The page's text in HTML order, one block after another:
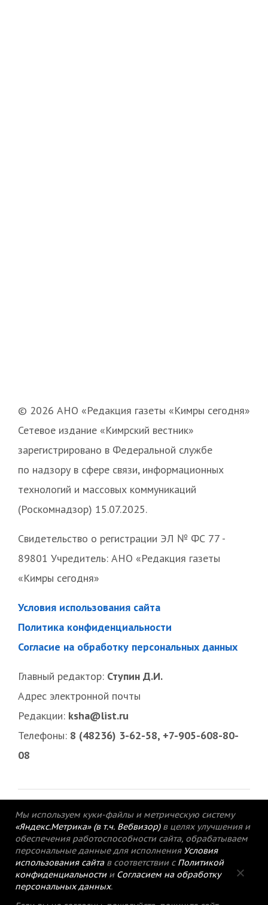
© 2026 АНО «Редакция газеты «Кимры сегодня»
Сетевое издание «Кимрский вестник»
зарегистрировано в Федеральной службе
по надзору в сфере связи, информационных
технологий и массовых коммуникаций
(Роскомнадзор) 15.07.2025.
Свидетельство о регистрации ЭЛ № ФС 77 -
89801 Учредитель: АНО «Редакция газеты
«Кимры сегодня»
Условия использования сайта
Политика конфиденциальности
Согласие на обработку персональных данных
Главный редактор: Ступин Д.И.
Адрес электронной почты
Редакции: ksha@list.ru
Телефоны: 8 (48236) 3-62-58, +7-905-608-80-
08
© 2015-2021 Редакция газеты «Кимрский
Мы используем куки-файлы и метрическую систему
«Яндекс.Метрика» (в т.ч. Вебвизор) в целях улучшения и
обеспечения работоспособности сайта, обрабатываем
персональные данные для исполнения Условия
использования сайтав соответствии с Политикой
конфиденциальностии Согласием на обработку
персональных данных.